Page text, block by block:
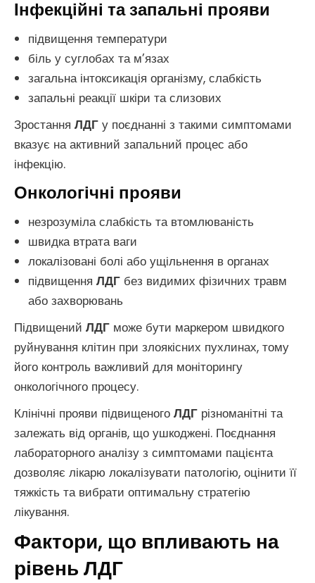
Інфекційні та запальні прояви
підвищення температури
біль у суглобах та м’язах
загальна інтоксикація організму, слабкість
запальні реакції шкіри та слизових
Зростання ЛДГ у поєднанні з такими симптомами
вказує на активний запальний процес або
інфекцію.
Онкологічні прояви
незрозуміла слабкість та втомлюваність
швидка втрата ваги
локалізовані болі або ущільнення в органах
підвищення ЛДГ без видимих фізичних травм
або захворювань
Підвищений ЛДГ може бути маркером швидкого
руйнування клітин при злоякісних пухлинах, тому
його контроль важливий для моніторингу
онкологічного процесу.
Клінічні прояви підвищеного ЛДГ різноманітні та
залежать від органів, що ушкоджені. Поєднання
лабораторного аналізу з симптомами пацієнта
дозволяє лікарю локалізувати патологію, оцінити її
тяжкість та вибрати оптимальну стратегію
лікування.
Фактори, що впливають на
рівень ЛДГ